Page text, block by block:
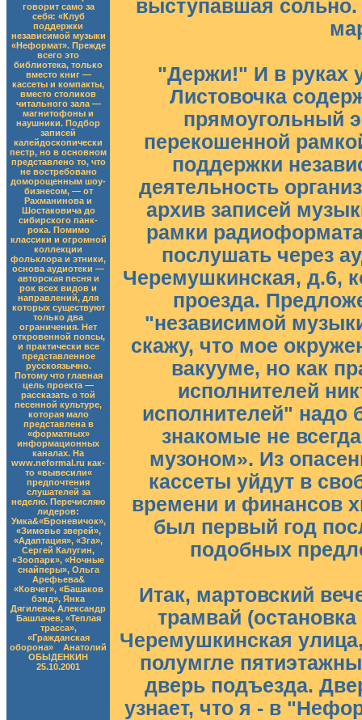
говорит само за
себя: «Клуб
поддержки
независимой музыки
«Неформат». Прежде
всего это
библиотека, только
вместо книг —
кассеты и компакты,
вместо столиков
читального зала —
магнитофоны и
наушники. Подбор
записей
калейдоскопически
пестр, но в основном
представлено то, что
не востребовано
доморощенным шоу-
бизнесом, — от
Рахманинова и
Шостаковича до
сибирского панк-
рока. Помимо
классики и огромной
коллекции
фольклора и этники,
основа аудиотеки —
авторская песня и
рок всех видов и
направлений, для
которых существуют
только два
ограничения. Нет
откровенной попсы,
и практически все
представленное
русскоязычно.
Потому что главная
цель проекта —
рассказать о той
песенной культуре,
которая мало
представлена в
«форматных»
информационных
каналах. На
www.neformal.ru как-
то «вывесили«
предпочтения
слушателей за
неделю. Перечисляю
лидеров:
Умка&«Броневичок»,
«Зимовье зверей»,
«Адаптация», «Зга»,
Сергей Калугин,
«Зоопарк», «Ночные
снайперы», Ольга
Арефьева&
«Ковчег», «Башаков
бэнд», Янка
Дягилева, Александр
Башлачев, «Теплая
трасса»,
«Гражданская
оборона»
Анатолий
ОБЫДЕНКИН
25.10.2001
выступавшая
"Держи!" И в руках
Листовочка
прямоугольный
перекошенной
поддержки
деятельность
архив записей
рамки
послушать через
Черемушкинская, д.6,
проезда.
"независимой
скажу, что мое
вакууме, но как
исполнителей
исполнителей" надо
знакомые не
музоном». Из
кассеты уйдут в
времени и финансов
был первый год
подобных
Итак, мартовский
трамвай
Черемушкинская
полумгле
дверь подъезда.
узнает, что я - в